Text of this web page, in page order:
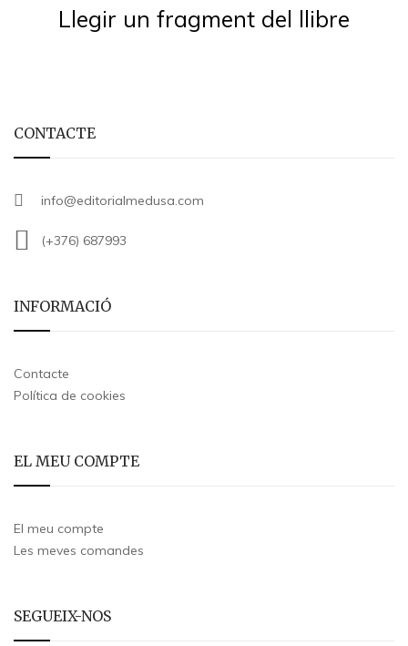
Llegir un fragment del llibre
CONTACTE
info@editorialmedusa.com
(+376) 687993
INFORMACIÓ
Contacte
Política de cookies
EL MEU COMPTE
El meu compte
Les meves comandes
SEGUEIX-NOS